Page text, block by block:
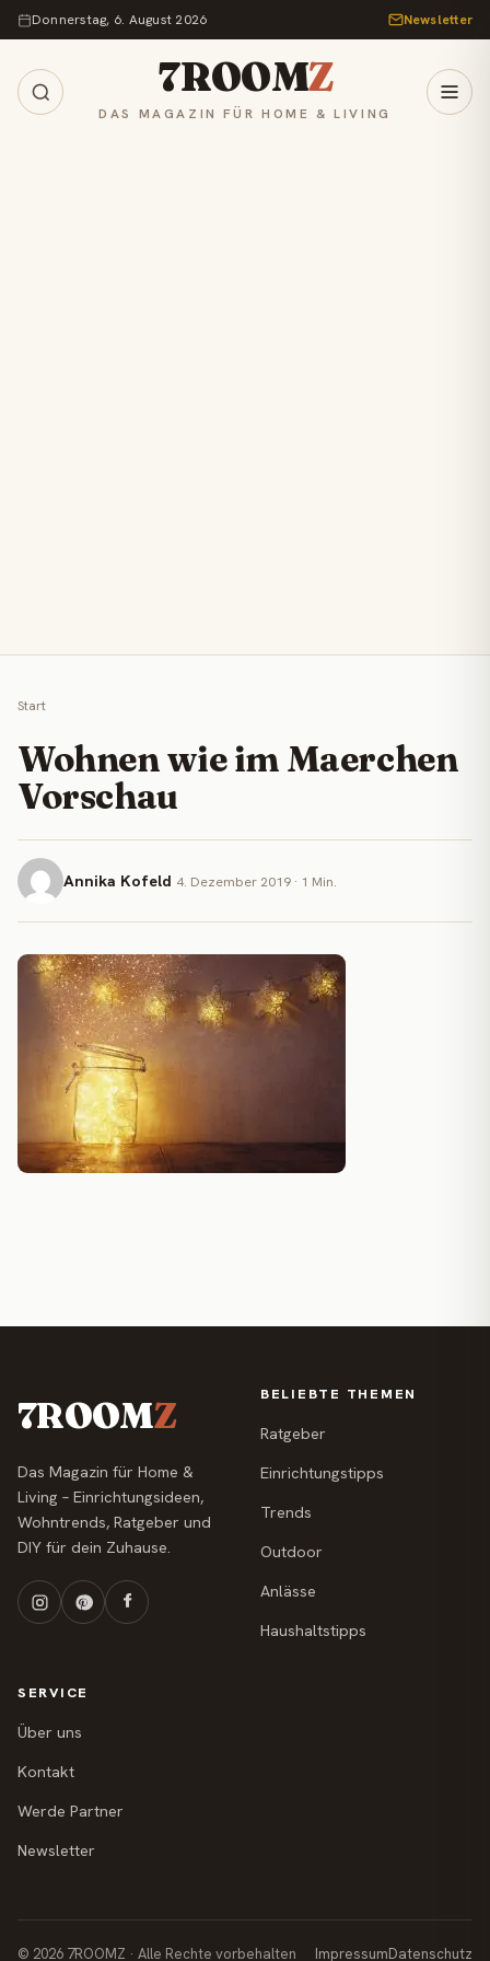
Zum Inhalt springen
Donnerstag, 6. August 2026 Newsletter
7ROOMZ
DAS MAGAZIN FÜR HOME & LIVING
Start
Wohnen wie im Maerchen
Vorschau
Annika Kofeld 4. Dezember 2019 · 1 Min.
7ROOMZ
Das Magazin für Home &
Living – Einrichtungsideen,
Wohntrends, Ratgeber und
DIY für dein Zuhause.
BELIEBTE THEMEN
Ratgeber
Einrichtungstipps
Trends
Outdoor
Anlässe
Haushaltstipps
SERVICE
Über uns
Kontakt
Werde Partner
Newsletter
© 2026 7ROOMZ · Alle Rechte vorbehalten ImpressumDatenschutz